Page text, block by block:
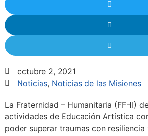
octubre 2, 2021
Noticias, Noticias de las Misiones
La Fraternidad – Humanitaria (FFHI)
actividades de Educación Artística
poder superar traumas con resiliencia